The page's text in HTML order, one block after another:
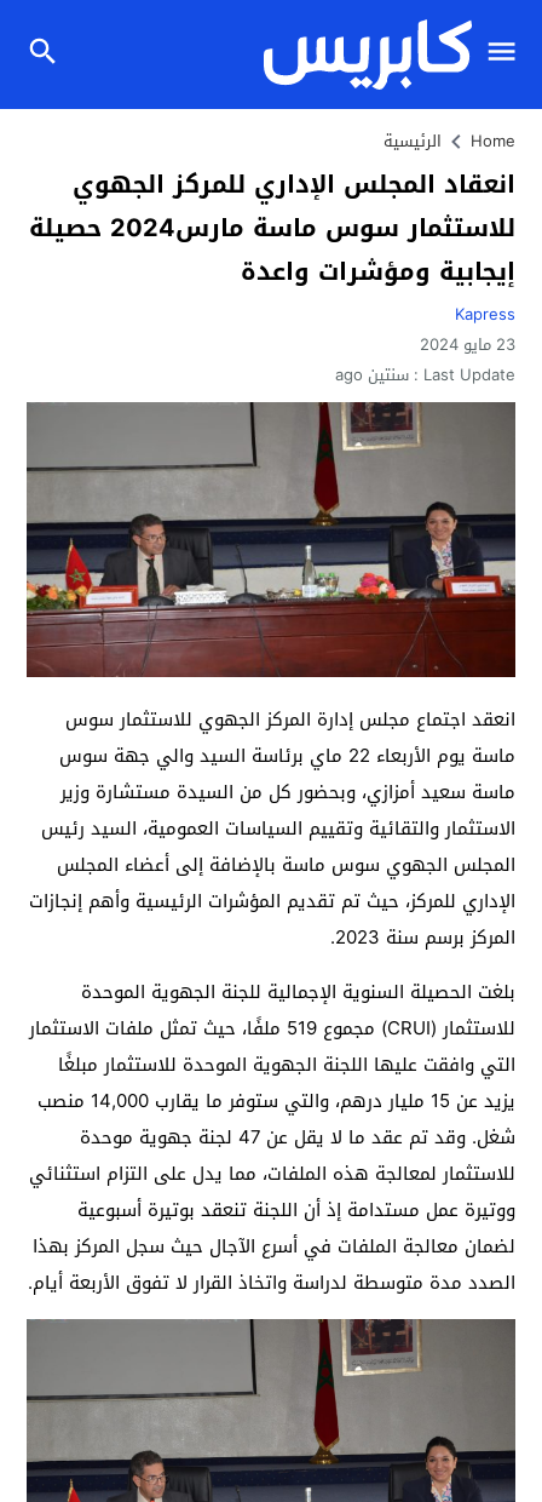
Home الرئيسية
انعقاد المجلس الإداري للمركز الجهوي
للاستثمار سوس ماسة مارس2024 حصيلة
إيجابية ومؤشرات واعدة
Kapress
23 مايو 2024
Last Update : سنتين ago
انعقد اجتماع مجلس إدارة المركز الجهوي للاستثمار سوس
ماسة يوم الأربعاء 22 ماي برئاسة السيد والي جهة سوس
ماسة سعيد أمزازي، وبحضور كل من السيدة مستشارة وزير
الاستثمار والتقائية وتقييم السياسات العمومية، السيد رئيس
المجلس الجهوي سوس ماسة بالإضافة إلى أعضاء المجلس
الإداري للمركز، حيث تم تقديم المؤشرات الرئيسية وأهم إنجازات
المركز برسم سنة 2023.
بلغت الحصيلة السنوية الإجمالية للجنة الجهوية الموحدة
للاستثمار (CRUI) مجموع 519 ملفًا، حيث تمثل ملفات الاستثمار
التي وافقت عليها اللجنة الجهوية الموحدة للاستثمار مبلغًا
يزيد عن 15 مليار درهم، والتي ستوفر ما يقارب 14,000 منصب
شغل. وقد تم عقد ما لا يقل عن 47 لجنة جهوية موحدة
للاستثمار لمعالجة هذه الملفات، مما يدل على التزام استثنائي
ووتيرة عمل مستدامة إذ أن اللجنة تنعقد بوتيرة أسبوعية
لضمان معالجة الملفات في أسرع الآجال حيث سجل المركز بهذا
الصدد مدة متوسطة لدراسة واتخاذ القرار لا تفوق الأربعة أيام.